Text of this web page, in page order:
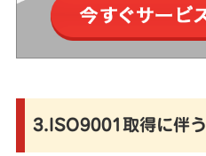
3.ISO9001取得に伴